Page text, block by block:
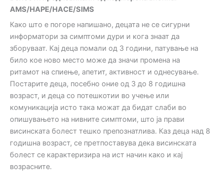
AMS/HAPE/HACE/SIMS
Како што е погоре напишано, децата не се сигурни
информатори за симптоми дури и кога знаат да
зборуваат. Кај деца помали од 3 години, патување на
било кое ново место може да значи промена на
ритамот на спиење, апетит, активност и однесување.
Постарите деца, посебно оние од 3 до 8 годишна
возраст, и деца со потешкотии во учење или
комуникација исто така можат да бидат слаби во
опишувањето на нивните симптоми, што ја прави
висинската болест тешко препознатлива. Каз деца над 8
годишна возраст, се претпоставува дека висинската
болест се карактеризира на ист начин како и кај
возрасните.